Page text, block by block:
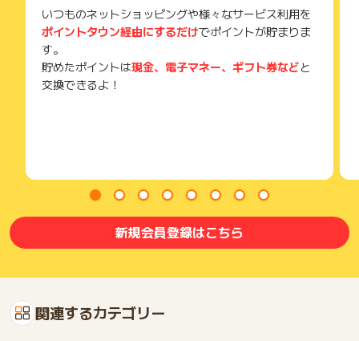
いつものネットショッピングや様々なサービス利用を
ポイントタウン経由にするだけでポイントが貯まりま
す。
貯めたポイントは現金、電子マネー、ギフト券などと
交換できるよ！
新規会員登録はこちら
関連するカテゴリー